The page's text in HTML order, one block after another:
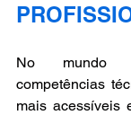
No mundo
competências
mais acessíveis